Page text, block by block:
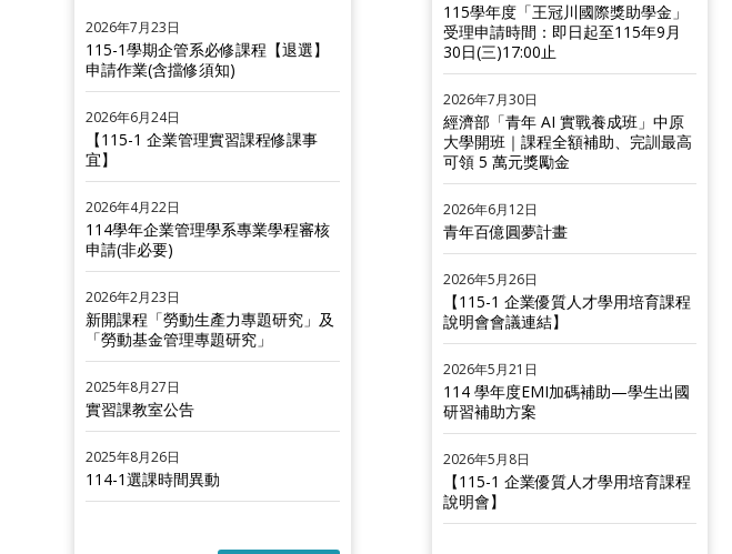
2026年7月23日
115-1學期企管系必修課程【退選】
申請作業(含擋修須知)
2026年6月24日
【115-1 企業管理實習課程修課事
宜】
2026年4月22日
114學年企業管理學系專業學程審核
申請(非必要)
2026年2月23日
新開課程「勞動生產力專題研究」及
「勞動基金管理專題研究」
2025年8月27日
實習課教室公告
2025年8月26日
114-1選課時間異動
115學年度「王冠川國際獎助學金」
受理申請時間：即日起至115年9月
30日(三)17:00止
2026年7月30日
經濟部「青年 AI 實戰養成班」中原
大學開班｜課程全額補助、完訓最高
可領 5 萬元獎勵金
2026年6月12日
青年百億圓夢計畫
2026年5月26日
【115-1 企業優質人才學用培育課程
說明會會議連結】
2026年5月21日
114 學年度EMI加碼補助—學生出國
研習補助方案
2026年5月8日
【115-1 企業優質人才學用培育課程
說明會】